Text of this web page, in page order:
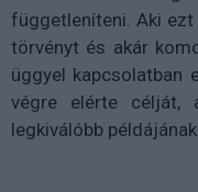
függetleníteni. Aki
törvényt és akár
üggyel kapcsolatban
végre elérte célját,
legkiválóbb